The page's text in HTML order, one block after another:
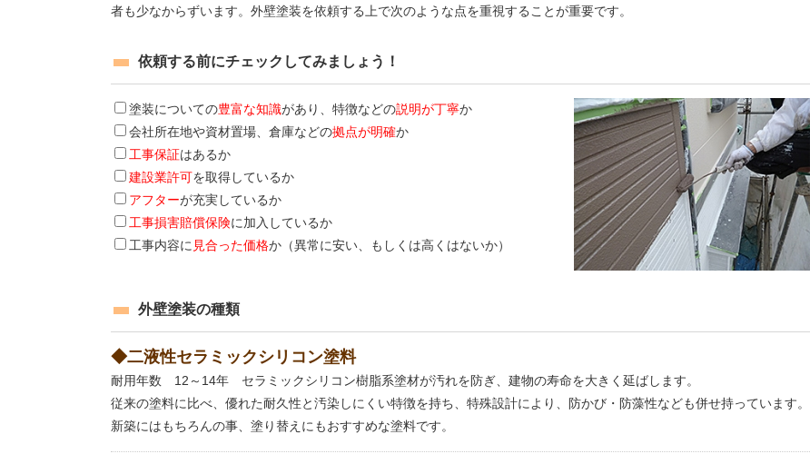
者も少なからずいます。外壁塗装を依頼する上で次のような点を重視することが重要です。
依頼する前にチェックしてみましょう！
塗装についての豊富な知識があり、特徴などの説明が丁寧か
会社所在地や資材置場、倉庫などの拠点が明確か
工事保証はあるか
建設業許可を取得しているか
アフターが充実しているか
工事損害賠償保険に加入しているか
工事内容に 見合った価格か（異常に安い、もしくは高くはないか）
外壁塗装の種類
◆二液性セラミックシリコン塗料
耐用年数 12～14年 セラミックシリコン樹脂系塗材が汚れを防ぎ、建物の寿命を大きく延ばします。
従来の塗料に比べ、優れた耐久性と汚染しにくい特徴を持ち、特殊設計により、防かび・防藻性なども併せ持っています。
新築にはもちろんの事、塗り替えにもおすすめな塗料です。